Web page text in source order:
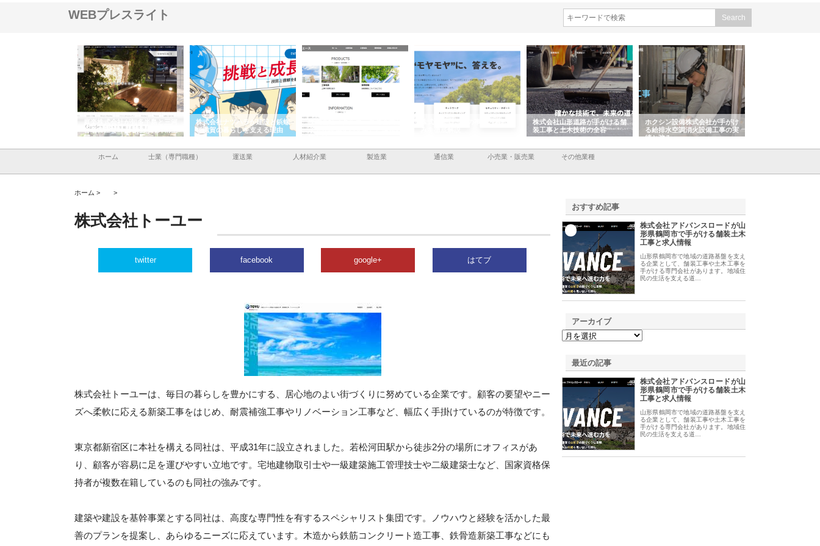
WEBプレスライト
と名古屋で叶える理想の外構空
間
株式会社ナツハラが建設と鋲螺
で滋賀の暮らしを支える理由
イトが提供する充実した情報内
株式会社ＣＳＡの事業内容と強
株式会社山形道路が手がける舗
装工事と土木技術の全容
ホクシン設備株式会社が手がけ
る給排水空調消火設備工事の実
績と強み
ホーム 士業（専門職種） 運送業 人材紹介業 製造業 通信業 小売業・販売業 その他業種
ホーム > >
株式会社トーユー
twitter facebook google+ はてブ
株式会社トーユーは、毎日の暮らしを豊かにする、居心地のよい街づくりに努めている企業です。顧客の要望やニー
ズへ柔軟に応える新築工事をはじめ、耐震補強工事やリノベーション工事など、幅広く手掛けているのが特徴です。
東京都新宿区に本社を構える同社は、平成31年に設立されました。若松河田駅から徒歩2分の場所にオフィスがあ
り、顧客が容易に足を運びやすい立地です。宅地建物取引士や一級建築施工管理技士や二級建築士など、国家資格保
持者が複数在籍しているのも同社の強みです。
建築や建設を基幹事業とする同社は、高度な専門性を有するスペシャリスト集団です。ノウハウと経験を活かした最
善のプランを提案し、あらゆるニーズに応えています。木造から鉄筋コンクリート造工事、鉄骨造新築工事などにも
おすすめ記事
株式会社アドバンスロードが山
形県鶴岡市で手がける舗装土木
工事と求人情報
山形県鶴岡市で地域の道路基盤を支え
る企業として、舗装工事や土木工事を
手がける専門会社があります。地域住
民の生活を支える道…
アーカイブ
最近の記事
株式会社アドバンスロードが山
形県鶴岡市で手がける舗装土木
工事と求人情報
山形県鶴岡市で地域の道路基盤を支え
る企業として、舗装工事や土木工事を
手がける専門会社があります。地域住
民の生活を支える道…